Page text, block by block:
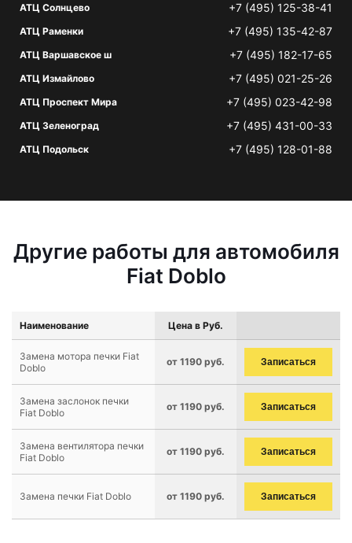
АТЦ Солнцево +7 (495) 125-38-41
АТЦ Раменки +7 (495) 135-42-87
АТЦ Варшавское ш +7 (495) 182-17-65
АТЦ Измайлово +7 (495) 021-25-26
АТЦ Проспект Мира +7 (495) 023-42-98
АТЦ Зеленоград +7 (495) 431-00-33
АТЦ Подольск +7 (495) 128-01-88
Другие работы для автомобиля
Fiat Doblo
Наименование Цена в Руб.
Замена мотора печки Fiat
Doblo
от 1190 руб. Записаться
Замена заслонок печки
Fiat Doblo
от 1190 руб. Записаться
Замена вентилятора печки
Fiat Doblo
от 1190 руб. Записаться
Замена печки Fiat Doblo от 1190 руб. Записаться